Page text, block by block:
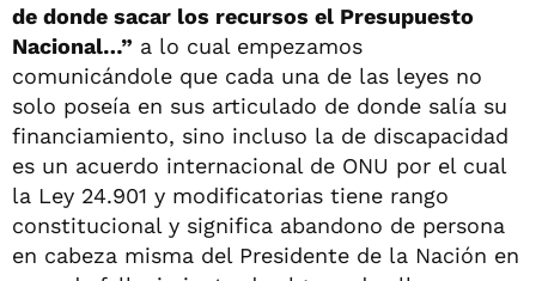
de donde sacar los recursos el Presupuesto
Nacional…” a lo cual empezamos
comunicándole que cada una de las leyes no
solo poseía en sus articulado de donde salía su
financiamiento, sino incluso la de discapacidad
es un acuerdo internacional de ONU por el cual
la Ley 24.901 y modificatorias tiene rango
constitucional y significa abandono de persona
en cabeza misma del Presidente de la Nación en